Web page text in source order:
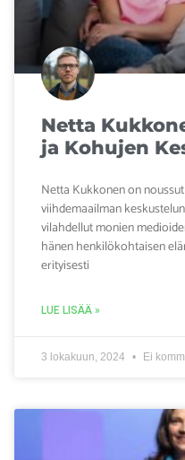
Netta
ja Kohujen
Netta Kukkonen on
viihdemaailman
vilahdellut monien
hänen henkilökohtaisen
erityisesti
LUE LISÄÄ »
3 lokakuun, 2024 Ei